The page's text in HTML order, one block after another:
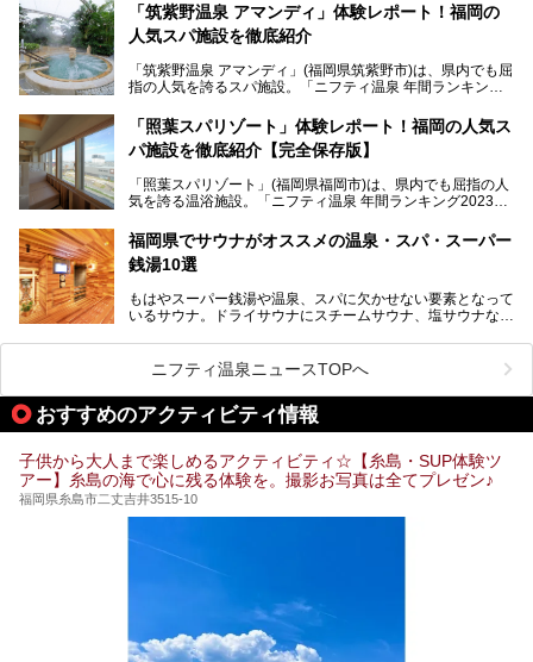
そんな福岡市は、スーパー銭湯も多種多彩。玄界灘を眺めら
れるリゾート気分満点のスーパー銭湯から、繁華街近くのレ
いスーパー銭湯を一挙ご紹介します。
「筑紫野温泉 アマンディ」体験レポート！福岡の
人気スパ施設を徹底紹介
「筑紫野温泉 アマンディ」(福岡県筑紫野市)は、県内でも屈
指の人気を誇るスパ施設。「ニフティ温泉 年間ランキング2
入浴客で賑わっています。
そこで今回は、ニフティ温泉ライターである筆者が現地訪
ーム・併設するレストランを体験し、それらの全貌を徹底紹
介します！
「照葉スパリゾート」体験レポート！福岡の人気ス
パ施設を徹底紹介【完全保存版】
「照葉スパリゾート」(福岡県福岡市)は、県内でも屈指の人
気を誇る温浴施設。「ニフティ温泉 年間ランキング2023」
常連客で賑わっています。
そこで今回は、ニフティ温泉ライターである筆者が現地体
ューズメント・宿泊施設・グルメ・その他施設まで、多彩な
る全貌と魅力を徹底紹介します！
福岡県でサウナがオススメの温泉・スパ・スーパー
銭湯10選
もはやスーパー銭湯や温泉、スパに欠かせない要素となって
いるサウナ。ドライサウナにスチームサウナ、塩サウナな
ペース、ロウリュウなど、心ゆくまで楽しむためのサービス
が充実した施設も多くみられます。
今回はそんなサウナにこだわった、福岡県内のオススメ温
泉・銭湯・スパを10件紹介したいと思います！
ニフティ温泉ニュースTOPへ
おすすめのアクティビティ情報
子供から大人まで楽しめるアクティビティ☆【糸島・SUP体験ツ
アー】糸島の海で心に残る体験を。撮影お写真は全てプレゼン♪
福岡県糸島市二丈吉井3515-10